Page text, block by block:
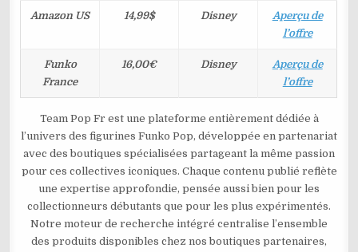
Amazon US 14,99$ Disney
Aperçu de
l’offre
Funko
France
16,00€ Disney
Aperçu de
l’offre
Team Pop Fr est une plateforme entièrement dédiée à
l’univers des figurines Funko Pop, développée en partenariat
avec des boutiques spécialisées partageant la même passion
pour ces collectives iconiques. Chaque contenu publié reflète
une expertise approfondie, pensée aussi bien pour les
collectionneurs débutants que pour les plus expérimentés.
Notre moteur de recherche intégré centralise l’ensemble
des produits disponibles chez nos boutiques partenaires,